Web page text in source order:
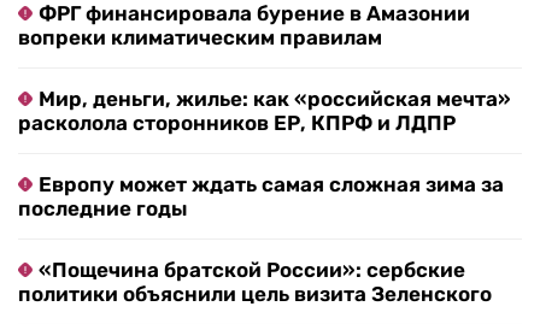
ФРГ финансировала бурение в Амазонии
вопреки климатическим правилам
Мир, деньги, жилье: как «российская мечта»
расколола сторонников ЕР, КПРФ и ЛДПР
Европу может ждать самая сложная зима за
последние годы
«Пощечина братской России»: сербские
политики объяснили цель визита Зеленского